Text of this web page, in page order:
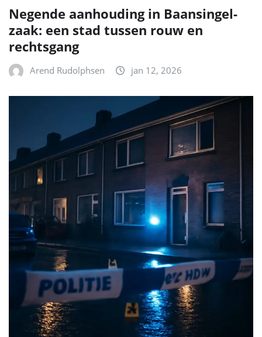
Negende aanhouding in Baansingel-
zaak: een stad tussen rouw en
rechtsgang
Arend Rudolphsen jan 12, 2026